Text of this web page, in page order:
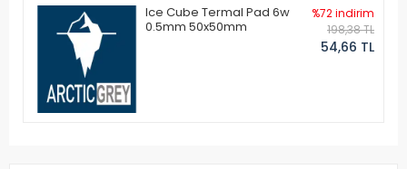
Ice Cube Termal Pad 6w
0.5mm 50x50mm
%72 indirim
198,38 TL
54,66 TL